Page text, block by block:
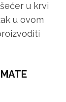
u krvi
u ovom